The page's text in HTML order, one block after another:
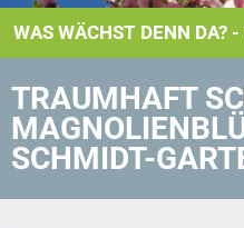
WAS WÄCHST DENN DA?
TRAUMHAFT
SCHMIDT-